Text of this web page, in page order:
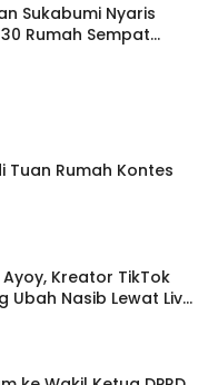
Sukabumi Nyaris
Rumah Sempat
Tuan Rumah Kontes
Kreator TikTok
Ubah Nasib Lewat Live